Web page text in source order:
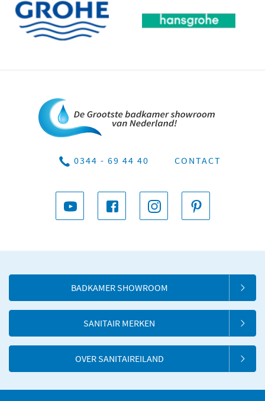
0344 - 69 44 40 CONTACT
BADKAMER SHOWROOM
SANITAIR MERKEN
OVER SANITAIREILAND